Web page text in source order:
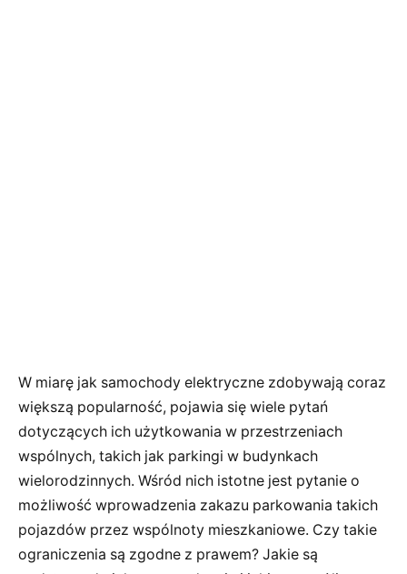
W miarę jak samochody elektryczne zdobywają coraz
większą popularność, pojawia się wiele pytań
dotyczących ich użytkowania w przestrzeniach
wspólnych, takich jak parkingi w budynkach
wielorodzinnych. Wśród nich istotne jest pytanie o
możliwość wprowadzenia zakazu parkowania takich
pojazdów przez wspólnoty mieszkaniowe. Czy takie
ograniczenia są zgodne z prawem? Jakie są